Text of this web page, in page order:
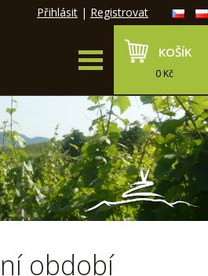
Přihlásit | Registrovat
KOŠÍK
0 Kč
období